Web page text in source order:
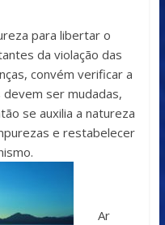
para libertar o
da violação das
convém verificar a
devem ser mudadas,
se auxilia a natureza
e restabelecer
Ar